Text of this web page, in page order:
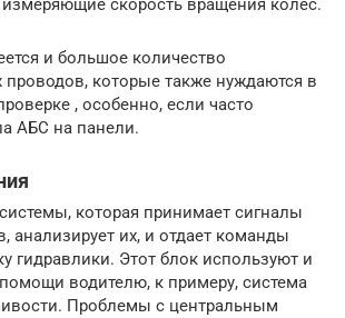
измеряющие скорость вращения колес.
и большое количество
проводов, которые также нуждаются в
, особенно, если часто
АБС на панели.
которая принимает сигналы
анализирует их, и отдает команды
гидравлики. Этот блок используют и
водителю, к примеру, система
Проблемы с центральным